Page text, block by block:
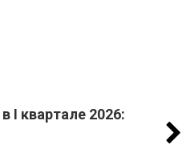
I квартале 2026: